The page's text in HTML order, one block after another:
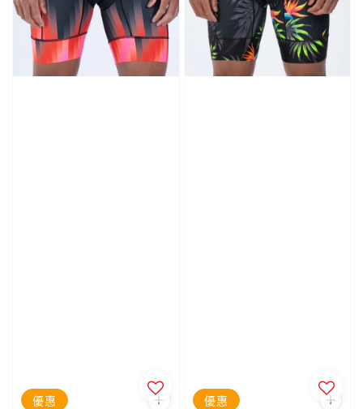
優惠 優惠